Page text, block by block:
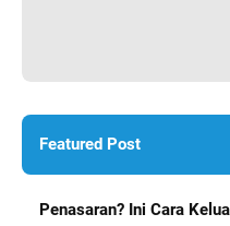
Featured Post
Penasaran? Ini Cara